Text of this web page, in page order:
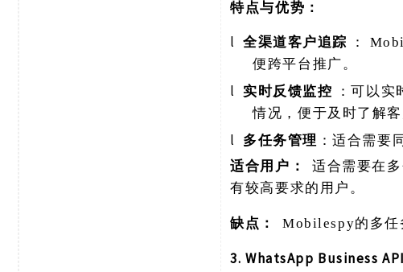
特点与优势：
l 全渠道客户追踪 ：
便跨平台推广。
l 实时反馈监控 ：可以实
情况，便于及时了解
l 多任务管理 ：适合需要
适合用户：
适合需要在
有较高要求的用户。
缺点： Mobilespy的多任
3. WhatsApp Business API